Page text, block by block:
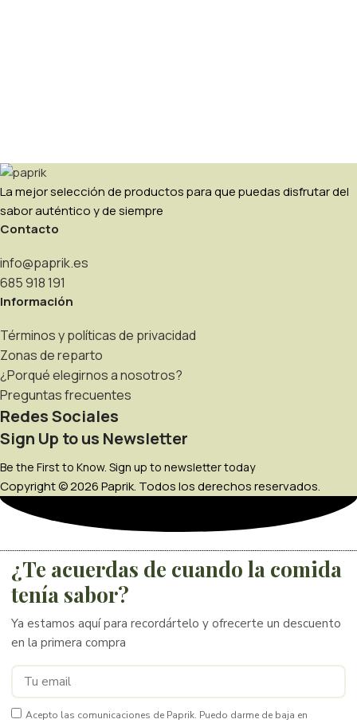
La mejor selección de productos para que puedas disfrutar del
sabor auténtico y de siempre
Contacto
info@paprik.es
685 918 191
Información
Términos y políticas de privacidad
Zonas de reparto
¿Porqué elegirnos a nosotros?
Preguntas frecuentes
Redes Sociales
Sign Up to us Newsletter
Be the First to Know. Sign up to newsletter today
Copyright © 2026 Paprik. Todos los derechos reservados.
¿Te acuerdas de cuando la comida
tenía sabor?
Ya estamos aquí para recordártelo y ofrecerte un descuento
en la primera compra
Acepto las comunicaciones de Paprik. Puedo darme de baja en